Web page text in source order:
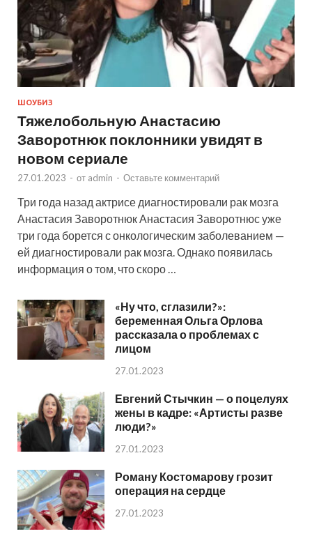
ШОУБИЗ
Тяжелобольную Анастасию
Заворотнюк поклонники увидят в
новом сериале
27.01.2023 - от admin - Оставьте комментарий
Три года назад актрисе диагностировали рак мозга
Анастасия Заворотнюк Анастасия Заворотнюс уже
три года борется с онкологическим заболеванием —
ей диагностировали рак мозга. Однако появилась
информация о том, что скоро …
«Ну что, сглазили?»:
беременная Ольга Орлова
рассказала о проблемах с
лицом
27.01.2023
Евгений Стычкин — о поцелуях
жены в кадре: «Артисты разве
люди?»
27.01.2023
Роману Костомарову грозит
операция на сердце
27.01.2023